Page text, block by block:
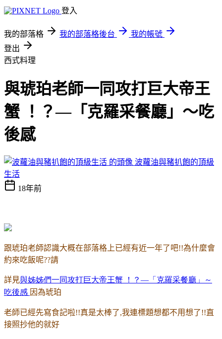
登入
我的部落格 我的部落格後台
我的帳號
登出
西式料理
與琥珀老師一同攻打巨大帝王
蟹 ！？—「克羅采餐廳」～吃
後感
波蘿油與豬扒飽的頂級
生活
18年前
跟琥珀老師認識大概在部落格上已經有近一年了吧!!為什麼會
約來吃飯呢??請
詳見與姊姊們一同攻打巨大帝王蟹
！？—「克羅采餐廳」～
吃後感 因為琥珀
老師已經先寫食記啦!!真是太棒了,我連標題想都不用想了!!直
接照抄他的就好